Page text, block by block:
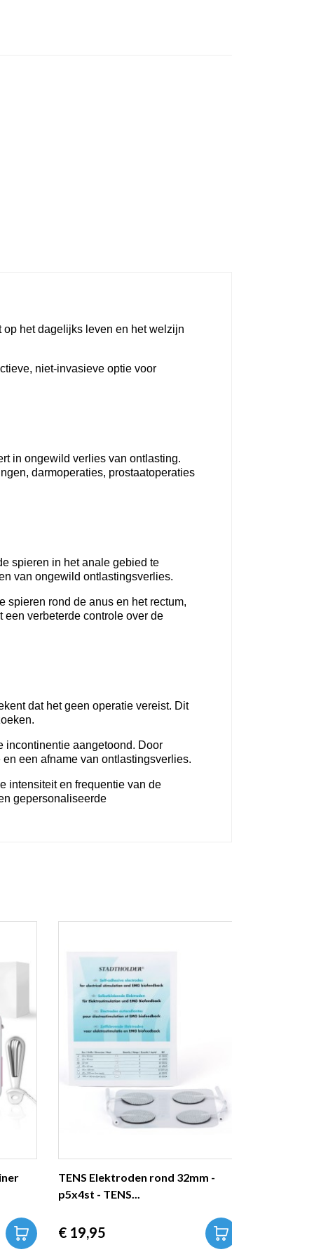
het dagelijks leven en het welzijn
niet-invasieve optie voor
in ongewild verlies van ontlasting.
darmoperaties, prostaatoperaties
spieren in het anale gebied te
van ongewild ontlastingsverlies.
spieren rond de anus en het rectum,
verbeterde controle over de
dat het geen operatie vereist. Dit
incontinentie aangetoond. Door
een afname van ontlastingsverlies.
intensiteit en frequentie van de
gepersonaliseerde
TENS Elektroden rond 32mm -
p5x4st - TENS...
Prijs
€ 19,95